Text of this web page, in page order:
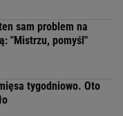
sam problem na
"Mistrzu, pomyśl"
tygodniowo. Oto